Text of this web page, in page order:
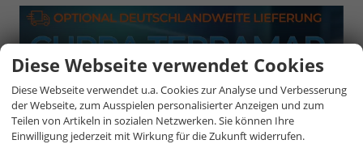
Diese Webseite verwendet Cookies
Diese Webseite verwendet u.a. Cookies zur Analyse und Verbesserung
der Webseite, zum Ausspielen personalisierter Anzeigen und zum
Teilen von Artikeln in sozialen Netzwerken. Sie können Ihre
Einwilligung jederzeit mit Wirkung für die Zukunft widerrufen.